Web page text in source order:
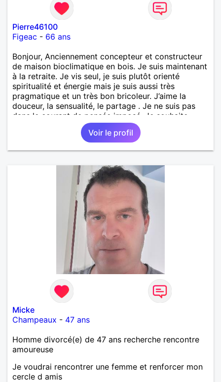
Pierre46100
Figeac - 66 ans
Bonjour, Anciennement concepteur et constructeur
de maison bioclimatique en bois. Je suis maintenant
à la retraite. Je vis seul, je suis plutôt orienté
spiritualité et énergie mais je suis aussi très
pragmatique et un très bon bricoleur. J’aime la
douceur, la sensualité, le partage . Je ne suis pas
dans le courant de pensée imposé. Je souhaite
rencontrer une personne pour partager,
expérimenté, découvrir ensemble et se soutenir
mutuellement pour devenir le meilleur de soi-même
mais je compte m'installer à nouveau à l'ile de la
Réunion avant la fin 2026. Pierre
Voir le profil
Micke
Champeaux - 47 ans
Homme divorcé(e) de 47 ans recherche rencontre
amoureuse
Je voudrai rencontrer une femme et renforcer mon
cercle d amis